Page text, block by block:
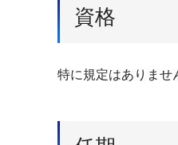
資格
特に規定はありませ